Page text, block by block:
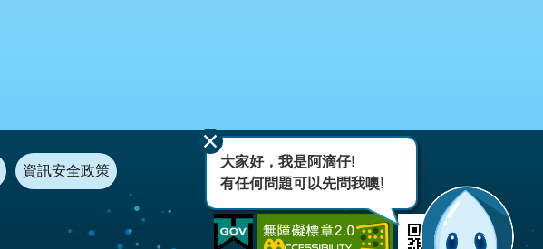
資訊安全政策
大家好，我是阿滴仔!
有任何問題可以先問我噢!